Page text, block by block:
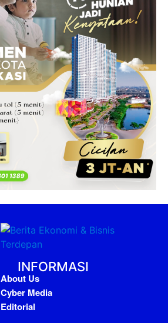
INFORMASI
About Us
Cyber Media
Editorial